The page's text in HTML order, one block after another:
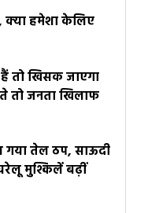
क्या हमेशा केलिए
तो खिसक जाएगा
तो जनता खिलाफ
तेल ठप, साऊदी
मुश्किलें बढ़ीं